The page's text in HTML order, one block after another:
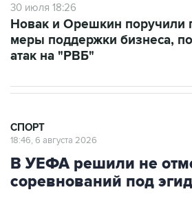
30 июля 18:26
Новак и Орешкин поручили
меры поддержки бизнеса,
атак на "РВБ"
СПОРТ
18:46, 6 августа 2026
В УЕФА решили не
соревнований под